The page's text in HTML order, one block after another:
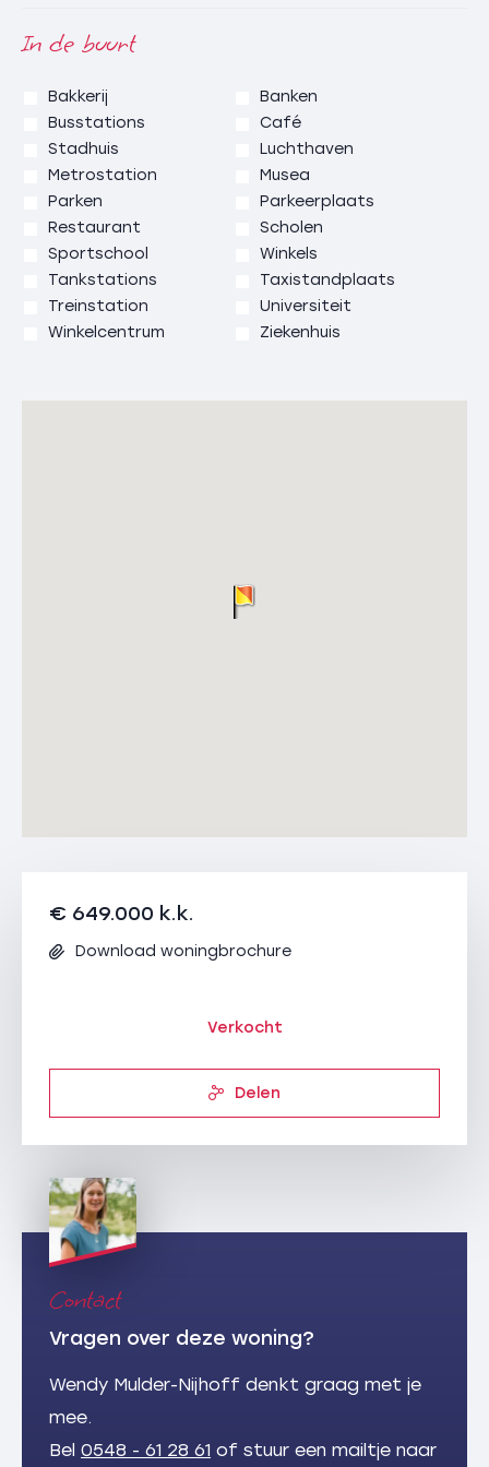
In de buurt
Bakkerij
Banken
Busstations
Café
Stadhuis
Luchthaven
Metrostation
Musea
Parken
Parkeerplaats
Restaurant
Scholen
Sportschool
Winkels
Tankstations
Taxistandplaats
Treinstation
Universiteit
Winkelcentrum
Ziekenhuis
€ 649.000 k.k.
Download woningbrochure
Verkocht
Delen
Contact
Vragen over deze woning?
Wendy Mulder-Nijhoff denkt graag met je
mee.
Bel 0548 - 61 28 61 of stuur een mailtje naar